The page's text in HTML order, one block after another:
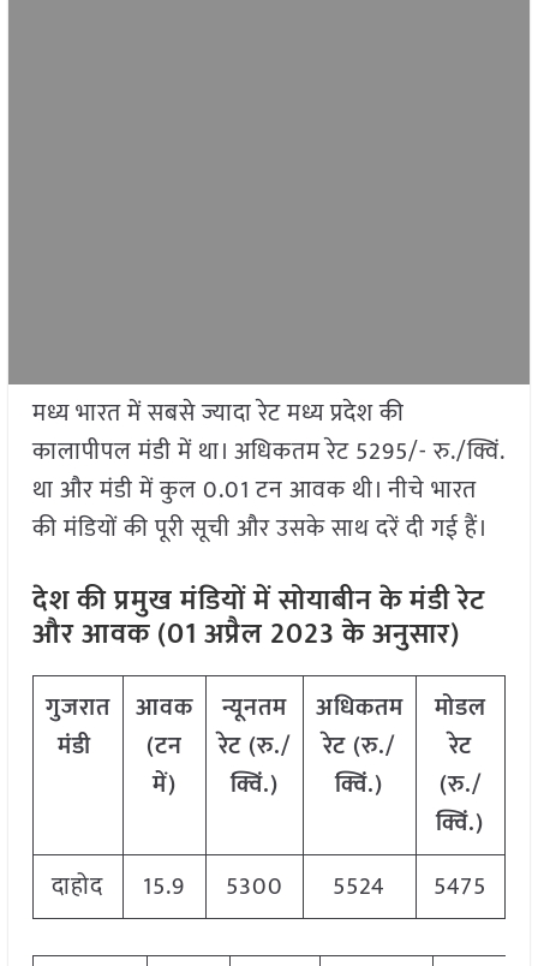
मध्य भारत में सबसे ज्यादा रेट मध्य प्रदेश की
कालापीपल मंडी में था। अधिकतम रेट 5295/- रु./क्विं.
था और मंडी में कुल 0.01 टन आवक थी। नीचे भारत
की मंडियों की पूरी सूची और उसके साथ दरें दी गई हैं।
देश की प्रमुख मंडियों में सोयाबीन के मंडी रेट
और आवक (01 अप्रैल 2023 के अनुसार)
गुजरात
मंडी
आवक
(टन
में)
न्यूनतम
रेट (रु./
क्विं.)
अधिकतम
रेट (रु./
क्विं.)
मोडल
रेट
(रु./
क्विं.)
दाहोद
15.9 5300 5524 5475